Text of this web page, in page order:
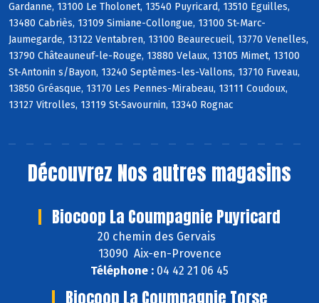
Gardanne, 13100 Le Tholonet, 13540 Puyricard, 13510 Eguilles,
13480 Cabriès, 13109 Simiane-Collongue, 13100 St-Marc-
Jaumegarde, 13122 Ventabren, 13100 Beaurecueil, 13770 Venelles,
13790 Châteauneuf-le-Rouge, 13880 Velaux, 13105 Mimet, 13100
St-Antonin s/Bayon, 13240 Septèmes-les-Vallons, 13710 Fuveau,
13850 Gréasque, 13170 Les Pennes-Mirabeau, 13111 Coudoux,
13127 Vitrolles, 13119 St-Savournin, 13340 Rognac
Découvrez Nos autres magasins
Biocoop La Coumpagnie Puyricard
20 chemin des Gervais
13090 Aix-en-Provence
Téléphone : 04 42 21 06 45
Biocoop La Coumpagnie Torse